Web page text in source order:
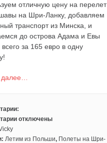
отличную цену на перелет
на Шри-Ланку, добавляем
транспорт из Минска, и
до острова Адама и Евы
всего за 165 евро в одну
далее…
отключены
Летим из Польши, Полеты на Шри-